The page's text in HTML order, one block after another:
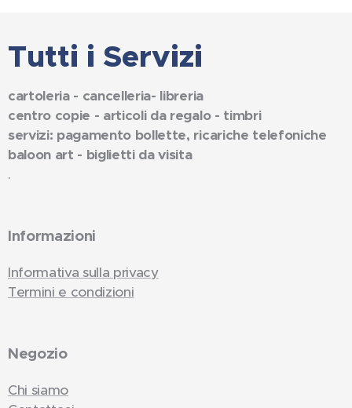
Tutti i Servizi
cartoleria - cancelleria- libreria
centro copie - articoli da regalo - timbri
servizi: pagamento bollette, ricariche telefoniche
baloon art - biglietti da visita
.
Informazioni
Informativa sulla privacy
Termini e condizioni
Negozio
Chi siamo